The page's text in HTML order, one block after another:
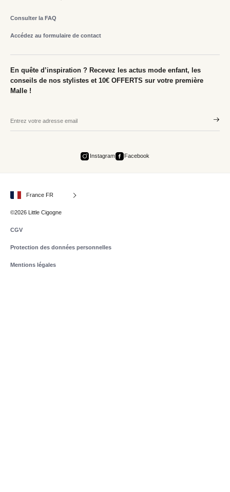
Consulter la FAQ
Accédez au formulaire de contact
En quête d’inspiration ? Recevez les actus mode enfant, les
conseils de nos stylistes et 10€ OFFERTS sur votre première
Malle !
Instagram Facebook
France FR
©2026 Little Cigogne
CGV
Protection des données personnelles
Mentions légales